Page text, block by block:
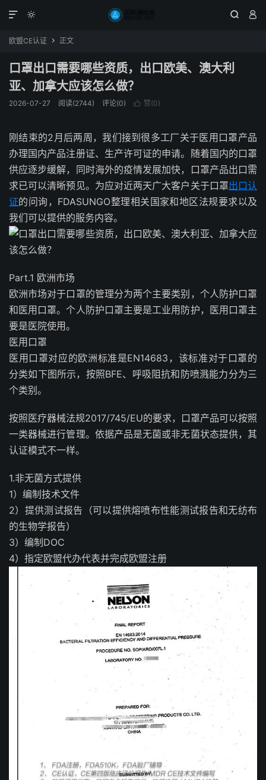
  

欧盟CE认证  正文
口罩出口需要哪些资质，出口欧美、澳大利
亚、加拿大应该怎么做？
2026-07-27 阅读(2744) 评论(0)  赞(0)
刚结束的2月后两周，我们接到很多工厂关于医用口罩产品
办理国内产品注册证、生产许可证的申请。随着国内的口罩
供应逐步缓解，同时海外的疫情发展加快，口罩产品出口需
求已可以清晰预见。为应对近两天广大客户关于口罩出口认
证的问询，FDASUNGO整理相关国家和地区法规要求以及
我们可以提供的服务内容。
Part.1 欧洲市场
欧洲市场对于口罩的管理分为两个主要类别，个人防护口罩
和医用口罩。个人防护口罩主要是工业用防护，医用口罩主
要是医院使用。
医用口罩
医用口罩对应的欧洲标准是EN14683，该标准对于口罩的
分类如下图所示，按照BFE、呼吸阻抗和防喷溅能力分为三
个类别。
按照医疗器械法规2017/745/EU的要求，口罩产品可以按照
一类器械进行管理。依据产品是无菌或非无菌状态提供，其
认证模式不一样。
1.非无菌方式提供
1）编制技术文件
2）提供测试报告（可以提供熔喷布性能测试报告和无纺布
的生物学报告）
3）编制DOC
4）指定欧盟代办代表并完成欧盟注册